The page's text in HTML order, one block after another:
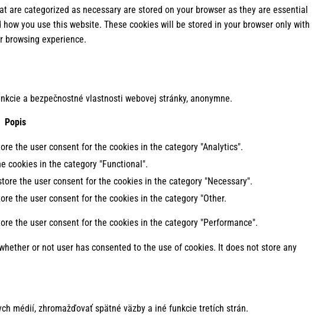
categorized as necessary are stored on your browser as they are essential
you use this website. These cookies will be stored in your browser only with
browsing experience.
a bezpečnostné vlastnosti webovej stránky, anonymne.
Popis
the user consent for the cookies in the category "Analytics".
cookies in the category "Functional".
the user consent for the cookies in the category "Necessary".
the user consent for the cookies in the category "Other.
the user consent for the cookies in the category "Performance".
or not user has consented to the use of cookies. It does not store any
médií, zhromažďovať spätné väzby a iné funkcie tretích strán.